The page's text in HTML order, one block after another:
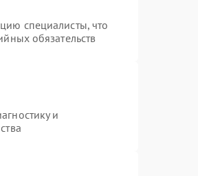
специалисты, что
обязательств
и